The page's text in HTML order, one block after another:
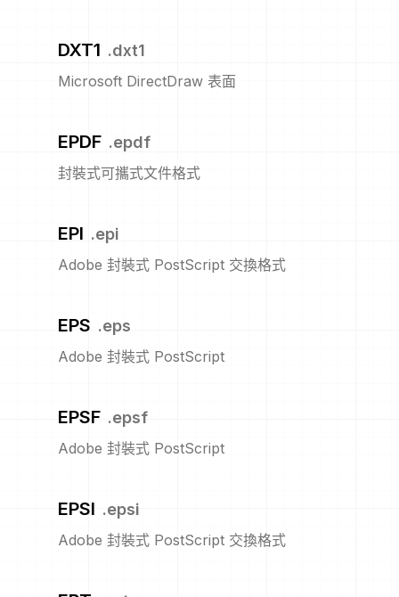
DXT1 .dxt1
Microsoft DirectDraw 表面
EPDF .epdf
封裝式可攜式文件格式
EPI .epi
Adobe 封裝式 PostScript 交換格式
EPS .eps
Adobe 封裝式 PostScript
EPSF .epsf
Adobe 封裝式 PostScript
EPSI .epsi
Adobe 封裝式 PostScript 交換格式